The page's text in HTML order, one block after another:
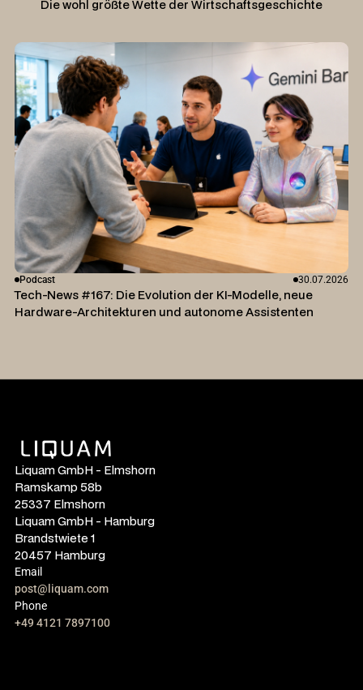
Die wohl größte Wette der Wirtschaftsgeschichte
Podcast 30.07.2026
Tech-News #167: Die Evolution der KI-Modelle, neue
Hardware-Architekturen und autonome Assistenten
Liquam GmbH - Elmshorn
Ramskamp 58b
25337 Elmshorn
Liquam GmbH - Hamburg
Brandstwiete 1
20457 Hamburg
Email
post@liquam.com
Phone
+49 4121 7897100